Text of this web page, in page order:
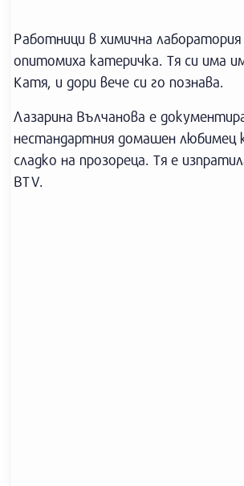
Работници в химична лаборатория
опитомиха катеричка. Тя си има
Катя, и дори вече си го познава.
Лазарина Вълчанова е
нестандартния домашен любимец
сладко на прозореца. Тя е
BTV.